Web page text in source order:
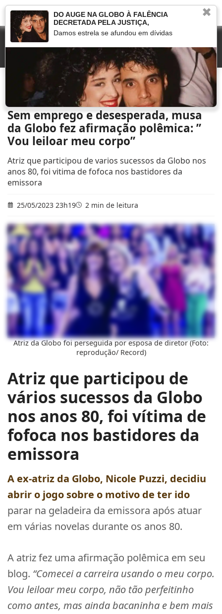
Marcou na TV »
Sem emprego e desesperada, musa da Globo fez afirmação
polêmica: ” Vou leiloar meu corpo”
Sem emprego e desesperada, musa
da Globo fez afirmação polêmica: ”
Vou leiloar meu corpo”
Atriz que participou de varios sucessos da Globo nos
anos 80, foi vitima de fofoca nos bastidores da
emissora
25/05/2023 23h19 2 min de leitura
Atriz da Globo foi perseguida por esposa de diretor (Foto:
reprodução/ Record)
Atriz que participou de
vários sucessos da Globo
nos anos 80, foi vítima de
fofoca nos bastidores da
emissora
A ex-atriz da Globo, Nicole Puzzi, decidiu
abrir o jogo sobre o motivo de ter ido
parar na geladeira da emissora após atuar
em várias novelas durante os anos 80.
A atriz fez uma afirmação polêmica em seu
blog. “Comecei a carreira usando o meu corpo.
Vou leiloar meu corpo, não tão perfeitinho
como antes, mas ainda bacaninha e bem mais
✖
DO AUGE NA GLOBO À FALÊNCIA
DECRETADA PELA JUSTIÇA,
Damos estrela se afundou em dívidas